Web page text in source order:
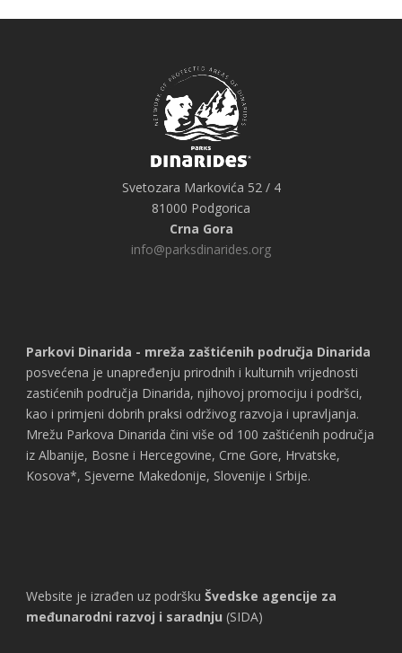
Svetozara Markovića 52 / 4
81000 Podgorica
Crna Gora
info@parksdinarides.org
Parkovi Dinarida - mreža zaštićenih područja Dinarida
posvećena je unapređenju prirodnih i kulturnih vrijednosti
zastićenih područja Dinarida, njihovoj promociju i podršci,
kao i primjeni dobrih praksi održivog razvoja i upravljanja.
Mrežu Parkova Dinarida čini više od 100 zaštićenih područja
iz Albanije, Bosne i Hercegovine, Crne Gore, Hrvatske,
Kosova*, Sjeverne Makedonije, Slovenije i Srbije.
Website je izrađen uz podršku Švedske agencije za
međunarodni razvoj i saradnju (SIDA)